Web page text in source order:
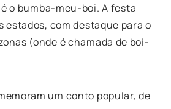
o bumba-meu-boi. A festa
estados, com destaque para o
(onde é chamada de boi-
um conto popular, de